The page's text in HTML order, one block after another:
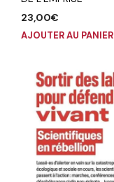
23,00€
AJOUTER AU PANIER